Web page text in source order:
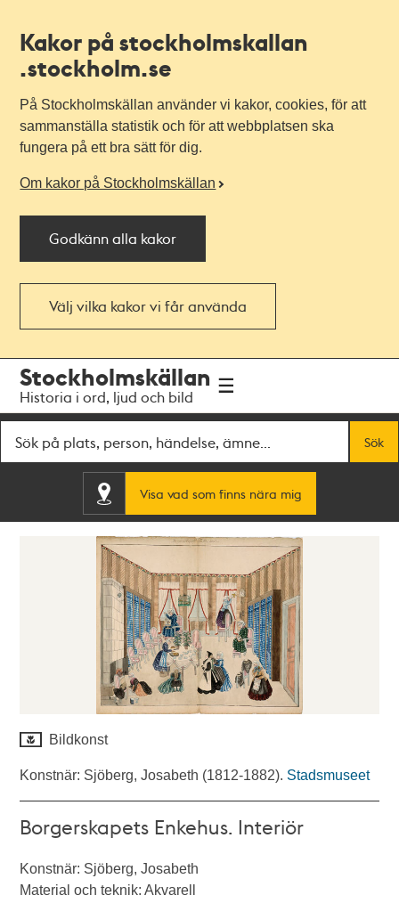
Kakor på stockholmskallan
.stockholm.se
På Stockholmskällan använder vi kakor, cookies, för att
sammanställa statistik och för att webbplatsen ska
fungera på ett bra sätt för dig.
Om kakor på Stockholmskällan
Godkänn alla kakor
Välj vilka kakor vi får använda
navigationen
huvudinnehållet
Stockholmskällan
Historia i ord, ljud och bild
Sök
Visa vad som finns nära mig
Bildkonst
Konstnär: Sjöberg, Josabeth (1812-1882). Stadsmuseet
Borgerskapets Enkehus. Interiör
Konstnär: Sjöberg, Josabeth
Material och teknik: Akvarell